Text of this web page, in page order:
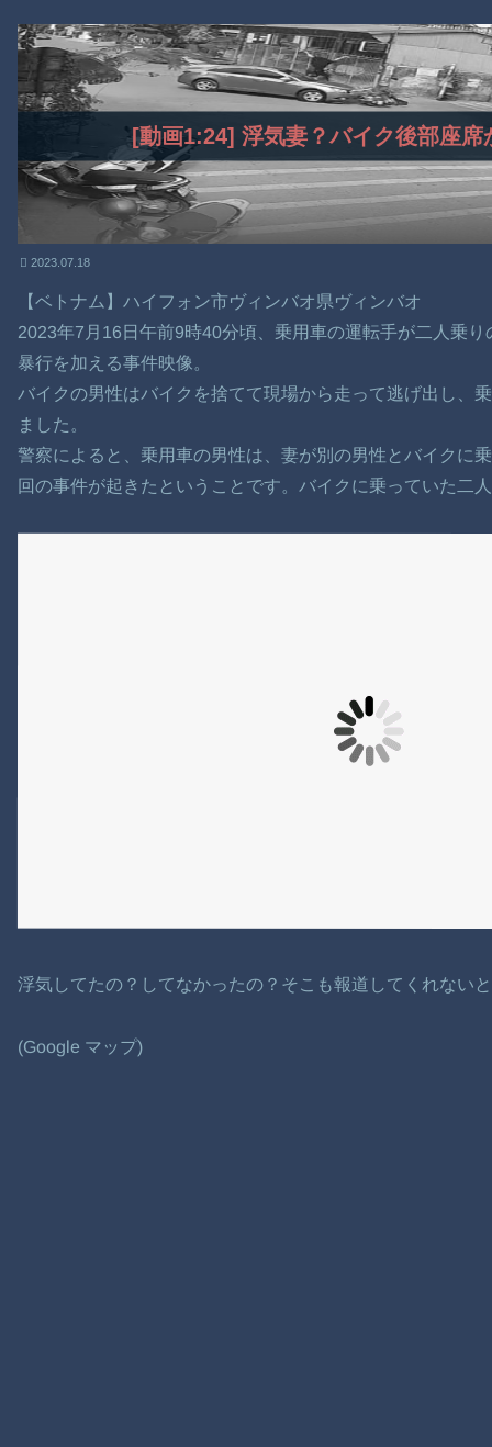
[動画1:24] 浮気妻？バイク後部座席
2023.07.18
【ベトナム】ハイフォン市ヴィンバオ県ヴィンバオ
2023年7月16日午前9時40分頃、乗用車の運転手が二人乗
暴行を加える事件映像。
バイクの男性はバイクを捨てて現場から走って逃げ出し、
ました。
警察によると、乗用車の男性は、妻が別の男性とバイクに
回の事件が起きたということです。バイクに乗っていた二
浮気してたの？してなかったの？そこも報道してくれない
(Google マップ)